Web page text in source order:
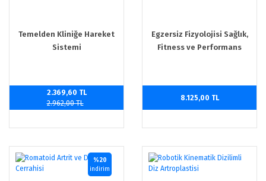
Temelden Kliniğe Hareket
Sistemi
2.369,60 TL
2.962,00 TL
Egzersiz Fizyolojisi Sağlık,
Fitness ve Performans
8.125,00 TL
%20
indirim